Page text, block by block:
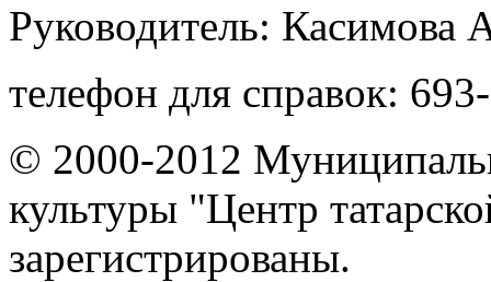
Руководитель: Касимова
телефон для справок:
© 2000-2012
культуры "Центр
зарегистрированы.